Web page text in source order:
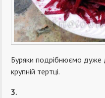
Буряки подрібнюємо дуже
крупній тертці.
3.